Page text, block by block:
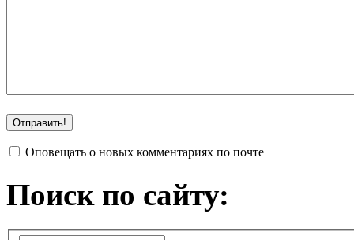
Оповещать о новых комментариях по почте
Поиск по сайту: